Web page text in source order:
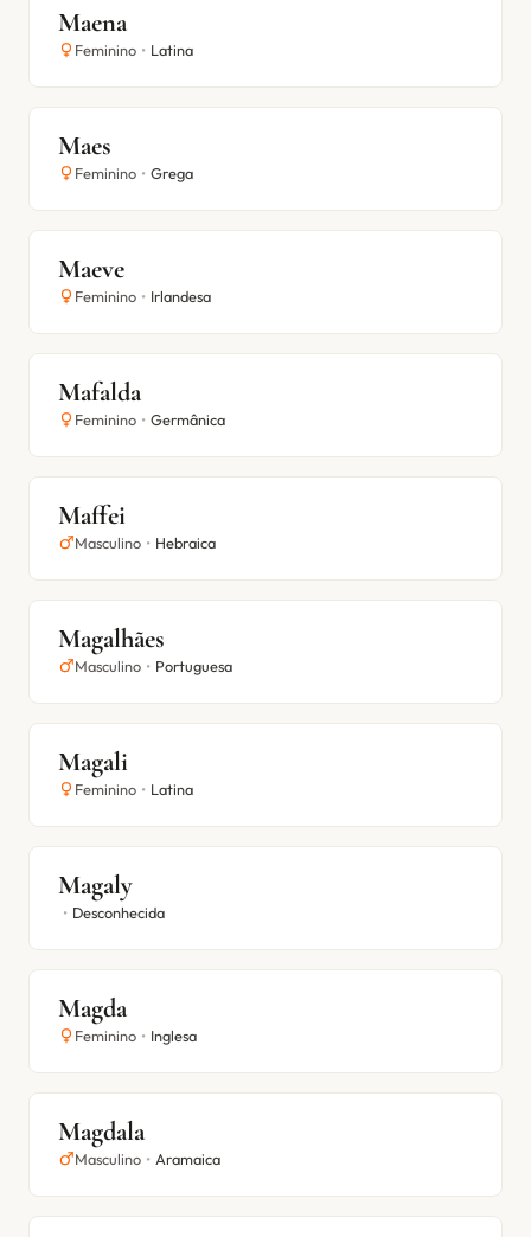
Maena
Feminino • Latina
Maes
Feminino • Grega
Maeve
Feminino • Irlandesa
Mafalda
Feminino • Germânica
Maffei
Masculino • Hebraica
Magalhães
Masculino • Portuguesa
Magali
Feminino • Latina
Magaly
• Desconhecida
Magda
Feminino • Inglesa
Magdala
Masculino • Aramaica